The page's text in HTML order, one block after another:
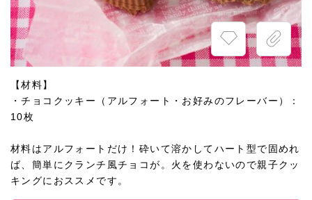
【材料】
・チョコクッキー（アルフォート・お好みのフレーバー）：
10枚
材料はアルフォートだけ！砕いて溶かしてハート型で固めれ
ば、簡単にクランチ風チョコが。火を使わないので親子クッ
キングにおススメです。